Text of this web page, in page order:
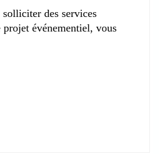
des services
événementiel, vous